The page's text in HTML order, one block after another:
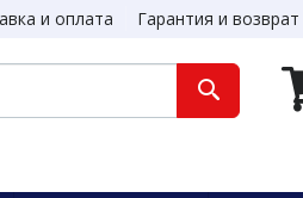
и оплата Гарантия и возврат